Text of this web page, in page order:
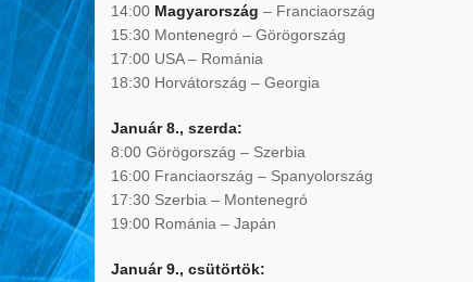
14:00 Magyarország – Franciaország
15:30 Montenegró – Görögország
17:00 USA – Románia
18:30 Horvátország – Georgia
Január 8., szerda:
8:00 Görögország – Szerbia
16:00 Franciaország – Spanyolország
17:30 Szerbia – Montenegró
19:00 Románia – Japán
Január 9., csütörtök: